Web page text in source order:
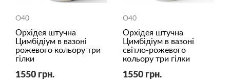
O40
Орхідея штучна
Цимбідіум в вазоні
рожевого кольору три
гілки
1550 грн.
O40
Орхідея штучна
Цимбідіум в вазоні
світло-рожевого
кольору три гілки
1550 грн.